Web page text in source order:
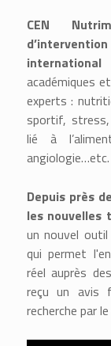
CEN
international
académiques
experts :
sportif, stress,
lié à
angiologie…etc.
Depuis près
les nouvelles
un nouvel
qui permet
réel auprès
reçu un avis
recherche par